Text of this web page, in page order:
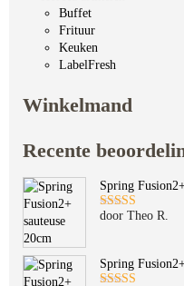
Buffet
Frituur
Keuken
LabelFresh
Winkelmand
Recente
Spring
Gewaardeerd
door Theo R.
Spring